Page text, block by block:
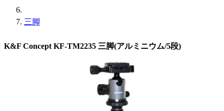
三脚
K&F Concept KF-TM2235 三脚(アルミニウム/5段)